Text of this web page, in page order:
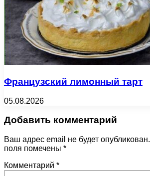
Французский лимонный тарт
05.08.2026
Добавить комментарий
Ваш адрес email не будет опубликован.
поля помечены *
Комментарий *